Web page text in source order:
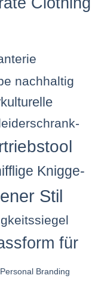
nachhaltig
Knigge-
Stil
für
Personal Branding